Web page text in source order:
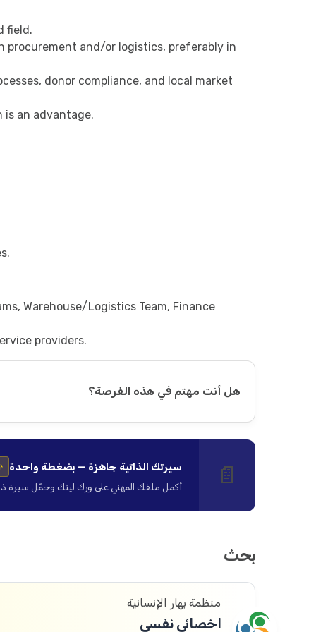
field.
procurement and/or logistics, preferably in
donor compliance, and local market
is an advantage.
Warehouse/Logistics Team, Finance
providers.
هل أنت مهتم في هذه الفرصة؟
📄 سيرتك الذاتية جاهزة — بضغطة واحدة
أكمل ملفك المهني على ورك لينك وحمّل سيرة
بحث
منظمة بهار الإنسانية
اخصائي نفسي